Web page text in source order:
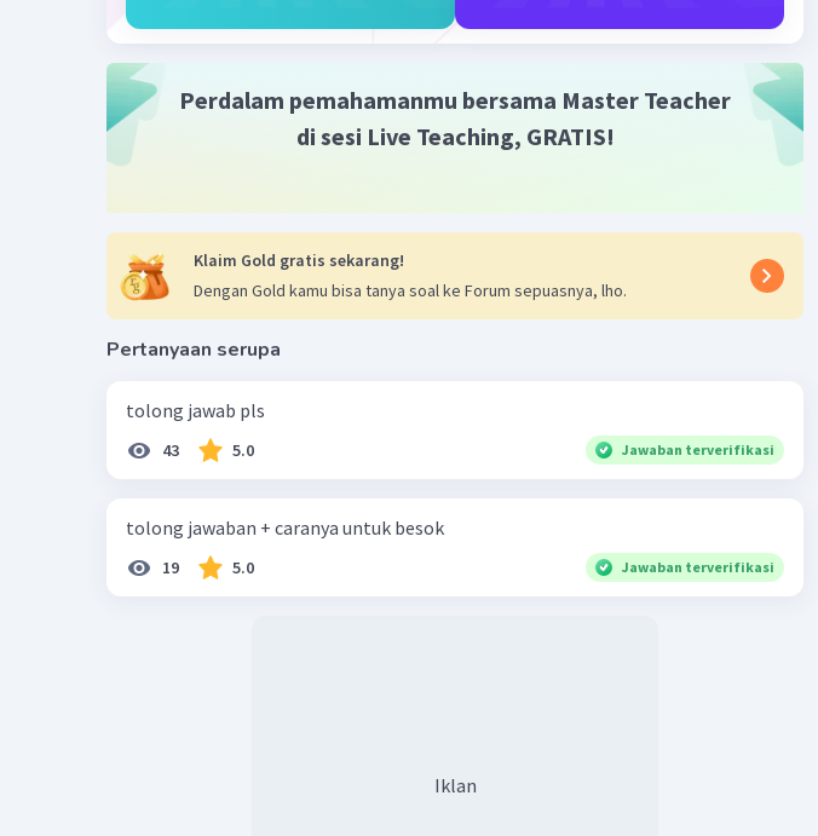
Perdalam pemahamanmu bersama Master Teacher
di sesi Live Teaching, GRATIS!
Klaim Gold gratis sekarang!
Dengan Gold kamu bisa tanya soal ke Forum sepuasnya, lho.
Pertanyaan serupa
tolong jawab pls
43 5.0 Jawaban terverifikasi
tolong jawaban + caranya untuk besok
19 5.0 Jawaban terverifikasi
Iklan